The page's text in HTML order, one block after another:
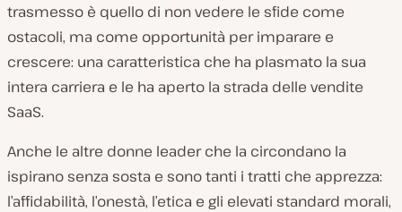
trasmesso è quello di non vedere le sfide come
ostacoli, ma come opportunità per imparare e
crescere: una caratteristica che ha plasmato la sua
intera carriera e le ha aperto la strada delle vendite
SaaS.
Anche le altre donne leader che la circondano la
ispirano senza sosta e sono tanti i tratti che apprezza:
l’affidabilità, l’onestà, l’etica e gli elevati standard morali,